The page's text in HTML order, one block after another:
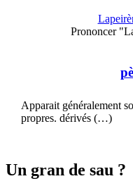
Prononcer
Apparait généralement
propres. dérivés (…)
Un gran de sau ?